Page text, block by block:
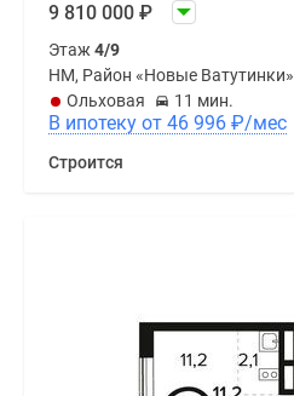
9 810 000 ₽
Этаж 4/9
НМ, Район «Новые Ватутинки»
Ольховая
11 мин.
В ипотеку от 46 996 ₽/мес
Строится